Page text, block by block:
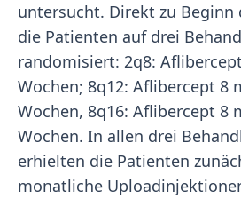
untersucht. Direkt zu Beginn
die Patienten auf drei
randomisiert: 2q8:
Wochen; 8q12: Aflibercept 8
Wochen, 8q16: Aflibercept 8
Wochen. In allen drei
erhielten die Patienten
monatliche